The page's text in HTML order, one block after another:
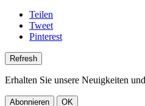
Teilen
Tweet
Pinterest
Erhalten Sie unsere Neuigkeiten